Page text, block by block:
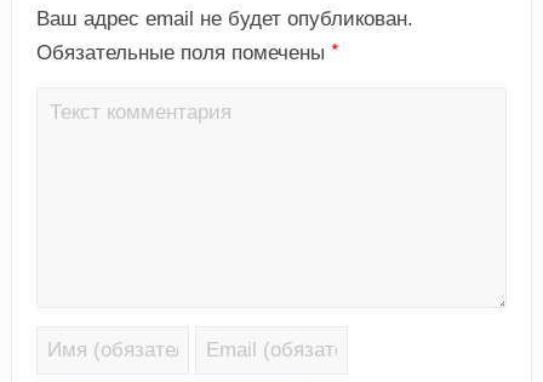
Ваш адрес email не будет опубликован.
Обязательные поля помечены *